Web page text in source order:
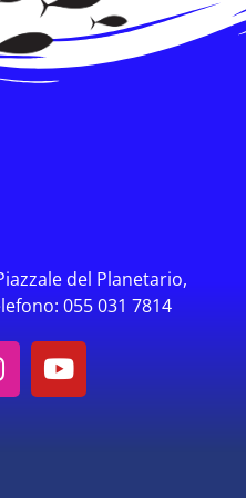
del Planetario,
055 031 7814